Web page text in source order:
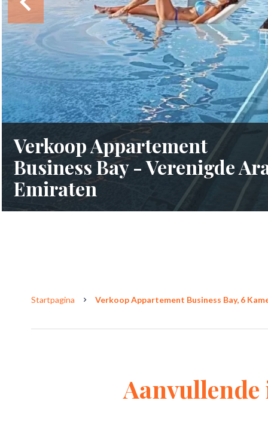
Verkoop Appartement
Business Bay - Verenigde
Emiraten
Startpagina Verkoop Appartement Business Bay, 6